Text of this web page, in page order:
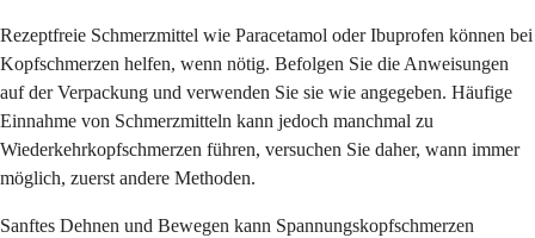
Rezeptfreie Schmerzmittel wie Paracetamol oder Ibuprofen können bei
Kopfschmerzen helfen, wenn nötig. Befolgen Sie die Anweisungen
auf der Verpackung und verwenden Sie sie wie angegeben. Häufige
Einnahme von Schmerzmitteln kann jedoch manchmal zu
Wiederkehrkopfschmerzen führen, versuchen Sie daher, wann immer
möglich, zuerst andere Methoden.
Sanftes Dehnen und Bewegen kann Spannungskopfschmerzen